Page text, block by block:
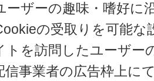
ーザーの趣味・嗜好に
の受取りを可能
トを訪問したユーザー
信事業者の広告枠上に